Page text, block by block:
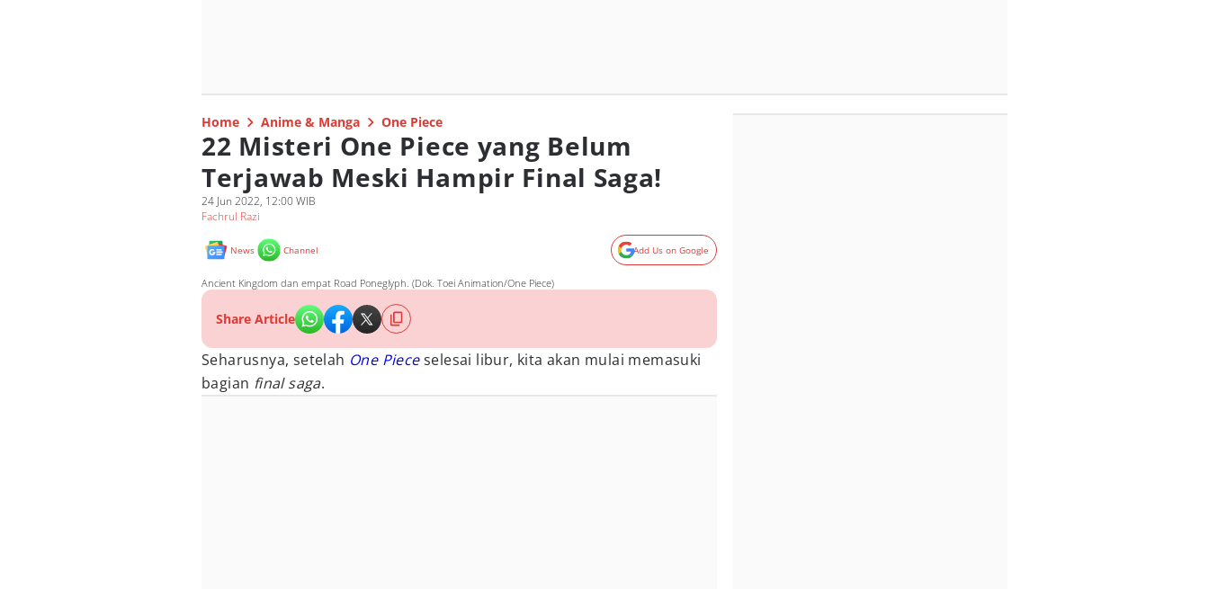
Home Anime & Manga One Piece
22 Misteri One Piece yang Belum
Terjawab Meski Hampir Final Saga!
24 Jun 2022, 12:00 WIB
Fachrul Razi
News Channel Add Us on Google
Ancient Kingdom dan empat Road Poneglyph. (Dok. Toei Animation/One Piece)
Share Article
Seharusnya, setelah One Piece selesai libur, kita akan mulai memasuki
bagian final saga.